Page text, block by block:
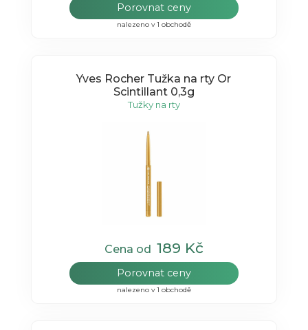
Porovnat ceny
nalezeno v 1 obchodě
Yves Rocher Tužka na rty Or
Scintillant 0,3g
Tužky na rty
Cena od 189 Kč
Porovnat ceny
nalezeno v 1 obchodě